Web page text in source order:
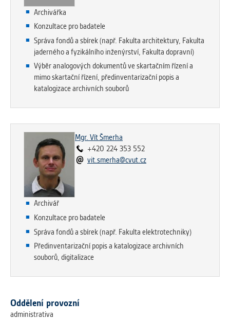
Archivářka
Konzultace pro badatele
Správa fondů a sbírek (např. Fakulta architektury, Fakulta
jaderného a fyzikálního inženýrství, Fakulta dopravní)
Výběr analogových dokumentů ve skartačním řízení a
mimo skartační řízení, předinventarizační popis a
katalogizace archivních souborů
Mgr. Vít Šmerha
+420 224 353 552
vit.smerha@cvut.cz
Archivář
Konzultace pro badatele
Správa fondů a sbírek (např. Fakulta elektrotechniky)
Předinventarizační popis a katalogizace archivních
souborů, digitalizace
Oddělení provozní
administrativa